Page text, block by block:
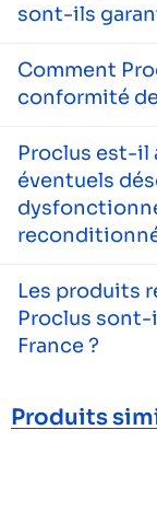
sont-ils
Comment
conformité
Proclus est-il
éventuels
Les produits
Proclus
France ?
Produits